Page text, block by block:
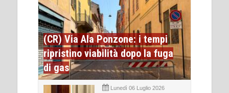
(CR) Via Ala Ponzone: i tempi
ripristino viabilità dopo la fuga
di gas
Lunedì 06 Luglio 2026